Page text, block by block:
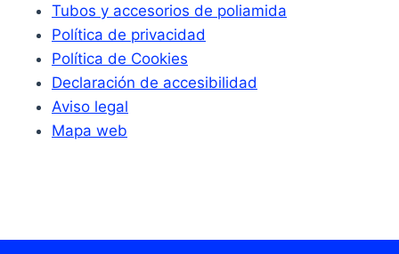
Tubos y accesorios de poliamida
Política de privacidad
Política de Cookies
Declaración de accesibilidad
Aviso legal
Mapa web